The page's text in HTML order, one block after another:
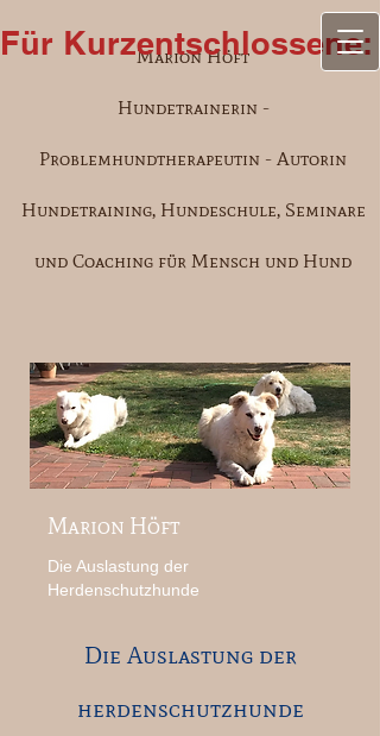
Marion Höft
Hundetrainerin -
Problemhundtherapeutin - Autorin
Hundetraining, Hundeschule, Seminare
und Coaching für Mensch und Hund
Für
Marion Höft
Die Auslastung der
Herdenschutzhunde
Die Auslastung der
herdenschutzhunde